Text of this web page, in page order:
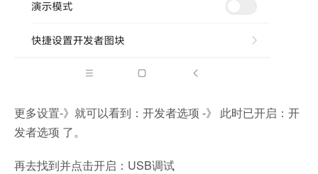
更多设置-》就可以看到：开发者选项 -》 此时已开启：开
发者选项 了。
再去找到并点击开启：USB调试